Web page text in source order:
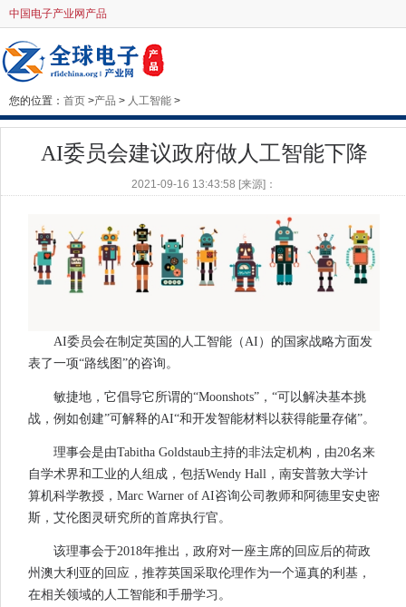
中国电子产业网产品
您的位置： 首页 >产品 > 人工智能 >
AI委员会建议政府做人工智能下降
2021-09-16 13:43:58 [来源]：
AI委员会在制定英国的人工智能（AI）的国家战略方面发
表了一项“路线图”的咨询。
敏捷地，它倡导它所谓的“Moonshots”，“可以解决基本挑
战，例如创建”可解释的AI“和开发智能材料以获得能量存储”。
理事会是由Tabitha Goldstaub主持的非法定机构，由20名来
自学术界和工业的人组成，包括Wendy Hall，南安普敦大学计
算机科学教授，Marc Warner of AI咨询公司教师和阿德里安史密
斯，艾伦图灵研究所的首席执行官。
该理事会于2018年推出，政府对一座主席的回应后的荷政
州澳大利亚的回应，推荐英国采取伦理作为一个逼真的利基，
在相关领域的人工智能和手册学习。